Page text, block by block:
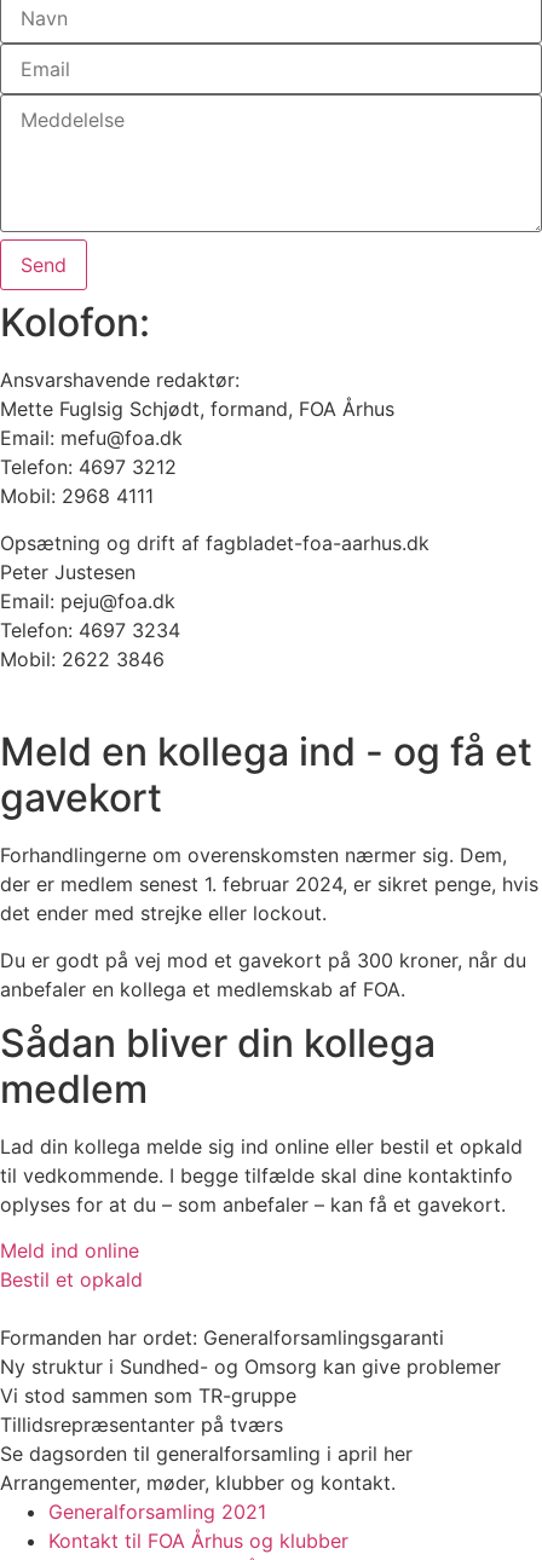
Send
Kolofon:
Ansvarshavende redaktør:
Mette Fuglsig Schjødt, formand, FOA Århus
Email: mefu@foa.dk
Telefon: 4697 3212
Mobil: 2968 4111
Opsætning og drift af fagbladet-foa-aarhus.dk
Peter Justesen
Email: peju@foa.dk
Telefon: 4697 3234
Mobil: 2622 3846
Meld en kollega ind - og få et
gavekort
Forhandlingerne om overenskomsten nærmer sig. Dem,
der er medlem senest 1. februar 2024, er sikret penge, hvis
det ender med strejke eller lockout.
Du er godt på vej mod et gavekort på 300 kroner, når du
anbefaler en kollega et medlemskab af FOA.
Sådan bliver din kollega
medlem
Lad din kollega melde sig ind online eller bestil et opkald
til vedkommende. I begge tilfælde skal dine kontaktinfo
oplyses for at du – som anbefaler – kan få et gavekort.
Meld ind online
Bestil et opkald
Formanden har ordet: Generalforsamlingsgaranti
Ny struktur i Sundhed- og Omsorg kan give problemer
Vi stod sammen som TR-gruppe
Tillidsrepræsentanter på tværs
Se dagsorden til generalforsamling i april her
Arrangementer, møder, klubber og kontakt.
Generalforsamling 2021
Kontakt til FOA Århus og klubber